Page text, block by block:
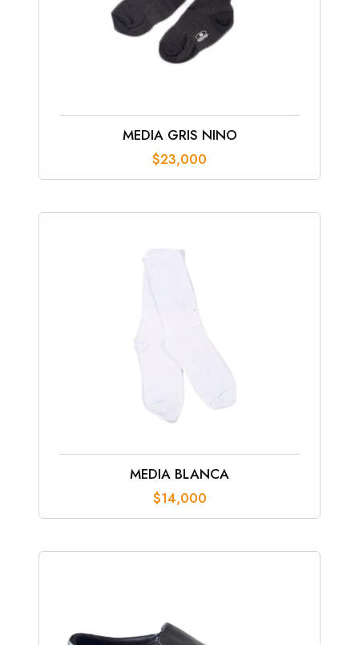
MEDIA GRIS NINO
$23,000
MEDIA BLANCA
$14,000